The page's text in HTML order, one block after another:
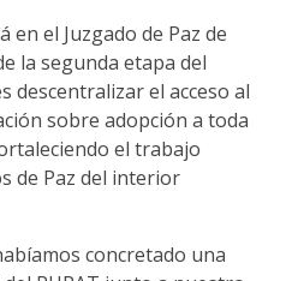
en el Juzgado de Paz de
la segunda etapa del
descentralizar el acceso al
sobre adopción a toda
el trabajo
de Paz del interior
concretado una